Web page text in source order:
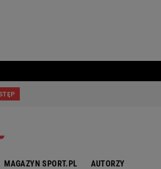
MAGAZYN SPORT.PL AUTORZY